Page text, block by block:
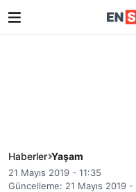
Haberler Yaşam
21 Mayıs 2019 - 11:35
Güncelleme: 21 Mayıs 2019 -